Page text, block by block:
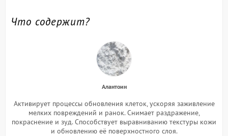
Что содержит?
Алантоин
Активирует процессы обновления клеток, ускоряя заживление
мелких повреждений и ранок. Снимает раздражение,
покраснение и зуд. Способствует выравниванию текстуры кожи
и обновлению её поверхностного слоя.